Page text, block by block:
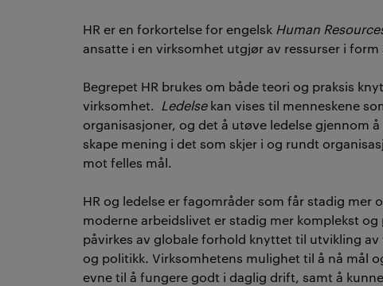
HR er en forkortelse for engelsk Human
ansatte i en virksomhet utgjør av ressurser i
Begrepet HR brukes om både teori og praksis
virksomhet. Ledelsekan vises til menneskene
organisasjoner, og det å utøve ledelse gjennom
skape mening i det som skjer i og rundt
mot felles mål.
HR og ledelse er fagområder som får stadig
moderne arbeidslivet er stadig mer komplekst
påvirkes av globale forhold knyttet til utvikling
og politikk. Virksomhetens mulighet til å nå mål
evne til å fungere godt i daglig drift, samt å